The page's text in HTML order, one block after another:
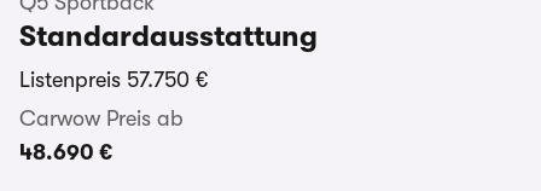
Standardausstattung
Listenpreis 57.750 €
Carwow Preis ab
48.690 €